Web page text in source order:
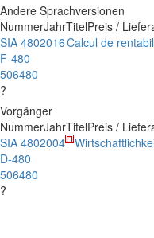
Andere Sprachversionen
NummerJahrTitelPreis /
SIA 480
F-480
506480
?
2016Calcul de
Vorgänger
NummerJahrTitelPreis /
SIA 480
D-480
506480
?
2004